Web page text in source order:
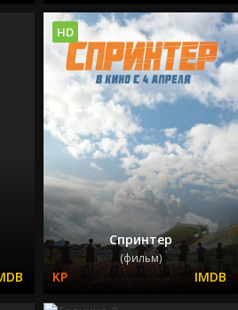
Спринтер
(фильм)
HD